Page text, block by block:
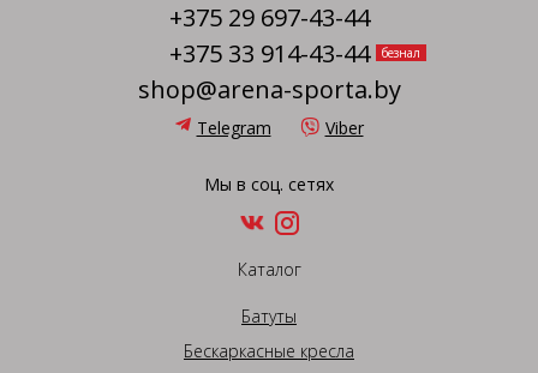
+375 29 697-43-44
+375 33 914-43-44
безнал
shop@arena-sporta.by
Telegram Viber
Мы в соц. сетях
Каталог
Батуты
Бескаркасные кресла